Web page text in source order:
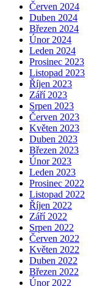
Červen 2024
Duben 2024
Březen 2024
Únor 2024
Leden 2024
Prosinec 2023
Listopad 2023
Říjen 2023
Září 2023
Srpen 2023
Červen 2023
Květen 2023
Duben 2023
Březen 2023
Únor 2023
Leden 2023
Prosinec 2022
Listopad 2022
Říjen 2022
Září 2022
Srpen 2022
Červen 2022
Květen 2022
Duben 2022
Březen 2022
Únor 2022